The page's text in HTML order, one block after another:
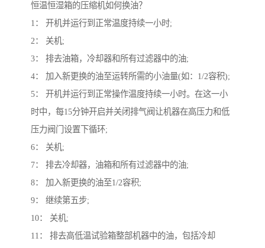
恒温恒湿箱的压缩机如何换油？
1： 开机并运行到正常温度持续一小时;
2： 关机;
3： 排去油箱，冷却器和所有过滤器中的油;
4： 加入新更换的油至运转所需的小油量(如：1/2容积);
5： 开机并运行到正常操作温度持续一小时。在这一小
时中，每15分钟开启并关闭排气阀让机器在高压力和低
压力阀门设置下循环;
6： 关机;
7： 排去冷却器，油箱和所有过滤器中的油;
8： 加入新更换的油至1/2容积;
9： 继续第五步;
10： 关机;
11： 排去高低温试验箱整部机器中的油，包括冷却